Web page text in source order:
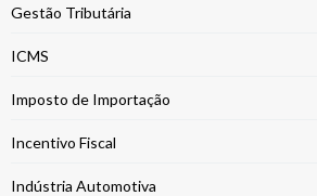
Gestão Tributária
ICMS
Imposto de Importação
Incentivo Fiscal
Indústria Automotiva